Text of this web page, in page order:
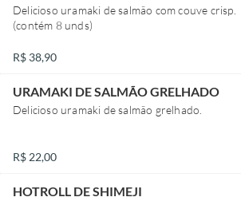
Delicioso uramaki de salmão com couve crisp.
(contém 8 unds)
R$ 38,90
URAMAKI DE SALMÃO GRELHADO
Delicioso uramaki de salmão grelhado.
R$ 22,00
HOTROLL DE SHIMEJI